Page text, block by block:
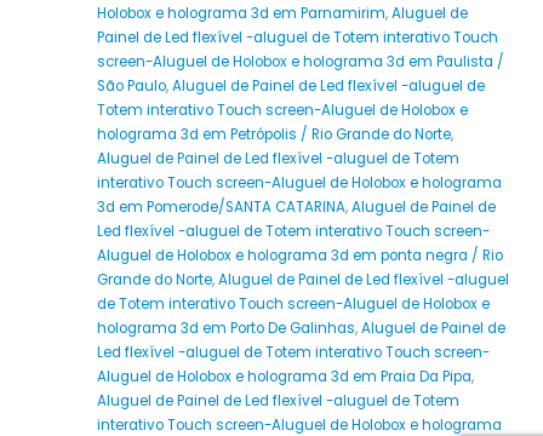
Holobox e holograma 3d em Parnamirim,Aluguel de
Painel de Led flexível -aluguel de Totem interativo Touch
screen-Aluguel de Holobox e holograma 3d em Paulista /
São Paulo,Aluguel de Painel de Led flexível -aluguel de
Totem interativo Touch screen-Aluguel de Holobox e
holograma 3d em Petrópolis / Rio Grande do Norte,
Aluguel de Painel de Led flexível -aluguel de Totem
interativo Touch screen-Aluguel de Holobox e holograma
3d em Pomerode/SANTA CATARINA,Aluguel de Painel de
Led flexível -aluguel de Totem interativo Touch screen-
Aluguel de Holobox e holograma 3d em ponta negra / Rio
Grande do Norte,Aluguel de Painel de Led flexível -aluguel
de Totem interativo Touch screen-Aluguel de Holobox e
holograma 3d em Porto De Galinhas,Aluguel de Painel de
Led flexível -aluguel de Totem interativo Touch screen-
Aluguel de Holobox e holograma 3d em Praia Da Pipa,
Aluguel de Painel de Led flexível -aluguel de Totem
interativo Touch screen-Aluguel de Holobox e holograma